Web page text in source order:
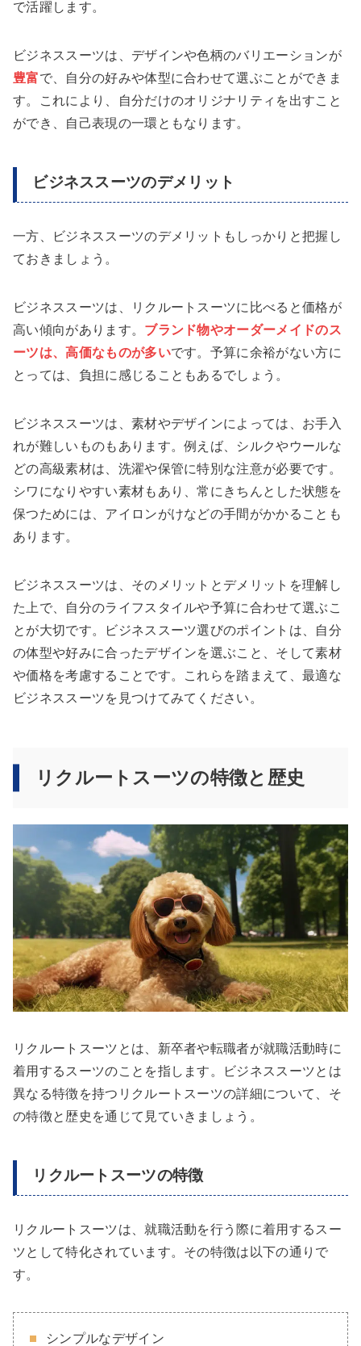
で活躍します。
ビジネススーツは、デザインや色柄のバリエーションが
豊富で、自分の好みや体型に合わせて選ぶことができま
す。これにより、自分だけのオリジナリティを出すこと
ができ、自己表現の一環ともなります。
ビジネススーツのデメリット
一方、ビジネススーツのデメリットもしっかりと把握し
ておきましょう。
ビジネススーツは、リクルートスーツに比べると価格が
高い傾向があります。 ブランド物やオーダーメイドのス
ーツは、高価なものが多いです。予算に余裕がない方に
とっては、負担に感じることもあるでしょう。
ビジネススーツは、素材やデザインによっては、お手入
れが難しいものもあります。例えば、シルクやウールな
どの高級素材は、洗濯や保管に特別な注意が必要です。
シワになりやすい素材もあり、常にきちんとした状態を
保つためには、アイロンがけなどの手間がかかることも
あります。
ビジネススーツは、そのメリットとデメリットを理解し
た上で、自分のライフスタイルや予算に合わせて選ぶこ
とが大切です。ビジネススーツ選びのポイントは、自分
の体型や好みに合ったデザインを選ぶこと、そして素材
や価格を考慮することです。これらを踏まえて、最適な
ビジネススーツを見つけてみてください。
リクルートスーツの特徴と歴史
リクルートスーツとは、新卒者や転職者が就職活動時に
着用するスーツのことを指します。ビジネススーツとは
異なる特徴を持つリクルートスーツの詳細について、そ
の特徴と歴史を通じて見ていきましょう。
リクルートスーツの特徴
リクルートスーツは、就職活動を行う際に着用するスー
ツとして特化されています。その特徴は以下の通りで
す。
シンプルなデザイン